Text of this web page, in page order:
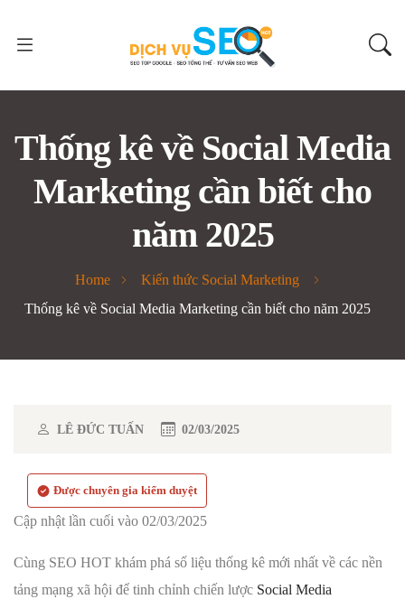
Thống kê về Social Media
Marketing cần biết cho
năm 2025
Home
Kiến thức Social Marketing
Thống kê về Social Media Marketing cần biết cho năm 2025
LÊ ĐỨC TUẤN 02/03/2025
Được chuyên gia kiểm duyệt
Cập nhật lần cuối vào 02/03/2025
Cùng SEO HOT khám phá số liệu thống kê mới nhất về các nền
tảng mạng xã hội để tinh chỉnh chiến lược Social Media